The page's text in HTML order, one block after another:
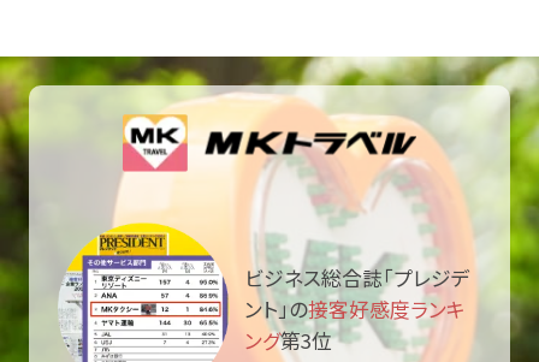
ビジネス総合誌「プレジデ
ント」の接客好感度ランキ
ング第3位